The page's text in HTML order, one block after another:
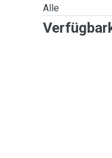
Alle